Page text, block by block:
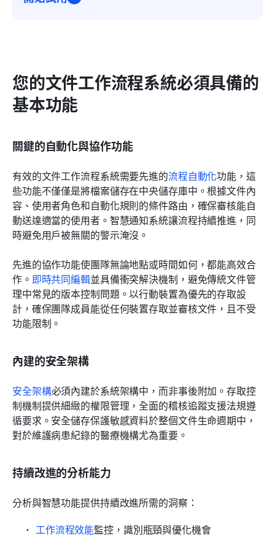
您的文件工作流程系統必須具備的
基本功能
關鍵的自動化與協作功能
有效的文件工作流程系統需要先進的流程自動化功能，這
些功能不僅僅是將檔案儲存在中央儲存庫中。根據文件內
容、使用者角色和自動化規則的條件路由，確保審核能自
動送達適當的使用者。智慧通知系統讓流程持續推進，同
時避免用戶被無關的警示淹沒。
先進的協作功能使團隊無論地點或時間如何，都能高效合
作。 即時共同編輯並具備衝突解決機制，避免傳統文件管
理中常見的版本控制問題。以行動裝置為優先的存取設
計，確保團隊成員能從任何裝置存取並審核文件，且不受
功能限制。
內建的安全架構
安全架構必須內建於系統架構中，而非事後附加。存取控
制機制提供細緻的權限管理，全面的稽核追蹤支援法規遵
循要求。安全儲存保護敏感資料於整個文件生命週期中，
對於維護病患紀錄的醫療機構尤為重要。
持續改進的分析能力
分析與智慧功能提供持續改進所需的洞察：
工作流程效能監控，識別瓶頸與優化機會